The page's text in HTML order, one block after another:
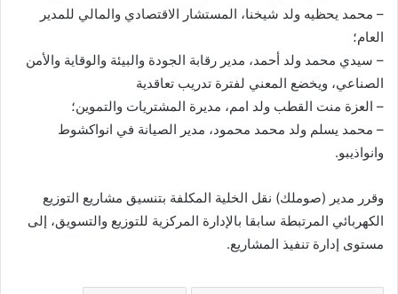
– محمد يحظيه ولد شيخنا، المستشار الاقتصادي والمالي للمدير
العام؛
– سيدي محمد ولد أحمد، مدير رقابة الجودة والبيئة والوقاية والأمن
الصناعي، ويخضع المعني لفترة تدريب تعاقدية
– العزة منت القطب ولد امم، مديرة المشتريات والتموين؛
– محمد يسلم ولد محمد محمود، مدير الصيانة في انواكشوط
وانواذيبو.
وقرر مدير (صوملك) نقل الخلية المكلفة بتنسيق مشاريع التوزيع
الكهربائي المرتبطة سابقا بالإدارة المركزية للتوزيع والتسويق، إلى
مستوى إدارة تنفيذ المشاريع.